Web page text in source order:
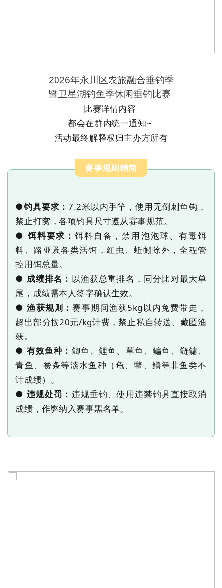
2026年永川区农旅融合垂钓季
暨卫星湖钓鱼季休闲垂钓比赛
比赛详情内容
都会在群内统一通知~
活动最终解释权归主办方所有
赛事规则精简
●钓具要求：7.2米以内手竿，使用无倒刺鱼钩，
禁止打窝，各项钓具尺寸遵从赛事规范。
● 饵料要求： 饵料自备，禁用泡泡球、有毒饵
料、路亚及各类活饵，红虫、蚯蚓除外，全程管
控用饵总量。
● 成绩排名： 以渔获总重排名， 同分比对最大单
尾，成绩需本人签字确认生效。
●渔获规则：赛事期间渔获5kg以内免费带走 ，
超出部分按20元/kg计费，禁止私自转送、藏匿渔
获。
● 有效鱼种： 鲫鱼、鲤鱼、草鱼、鳊鱼、鲢鳙、
青鱼、餐条等淡水鱼种 （龟、鳖、鳝等非鱼类不
计成绩）。
● 违规处罚： 违规垂钓、使用违禁钓具直接取消
成绩，作弊纳入赛事黑名单。